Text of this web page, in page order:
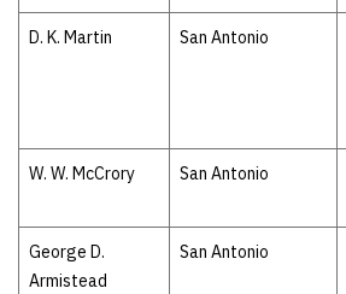
D. K. Martin San Antonio
W. W. McCrory San Antonio
George D.
Armistead
San Antonio